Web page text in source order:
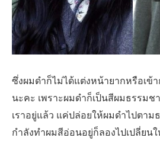
ซึ่งผมดำก็ไม่ได้แต่งหน้ายากหรือเข้
นะคะ เพราะผมดำก็เป็นสีผมธรรมช
เราอยู่แล้ว แค่ปล่อยให้ผมดำไปตาม
กำลังทำผมสีอ่อนอยู่ก็ลองไปเปลี่ยนใ